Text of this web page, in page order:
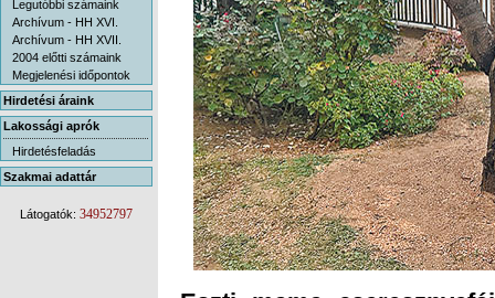
Legutóbbi számaink
Archívum - HH XVI.
Archívum - HH XVII.
2004 előtti számaink
Megjelenési időpontok
Hirdetési áraink
Lakossági aprók
Hirdetésfeladás
Szakmai adattár
Látogatók: 34952797